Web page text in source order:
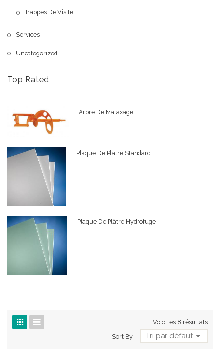
Trappes De Visite
Services
Uncategorized
Top Rated
Arbre De Malaxage
Plaque De Platre Standard
Plaque De Plâtre Hydrofuge
Voici les 8 résultats
Sort By :
Tri par défaut